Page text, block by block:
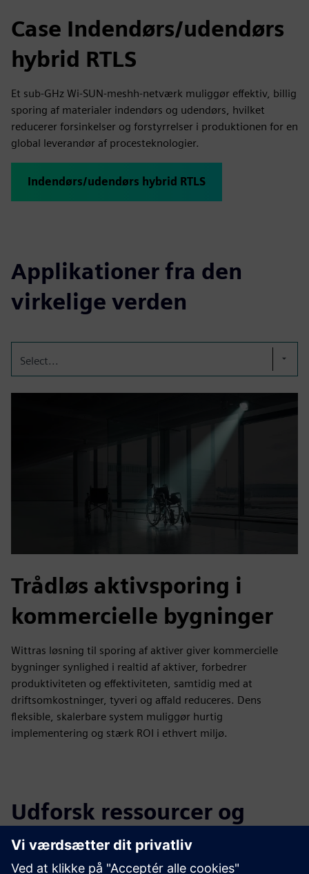
Case Indendørs/udendørs
hybrid RTLS
Et sub-GHz Wi-SUN-meshh-netværk muliggør effektiv, billig
sporing af materialer indendørs og udendørs, hvilket
reducerer forsinkelser og forstyrrelser i produktionen for en
global leverandør af procesteknologier.
Indendørs/udendørs hybrid RTLS
Applikationer fra den
virkelige verden
Select...
Trådløs aktivsporing i
kommercielle bygninger
Wittras løsning til sporing af aktiver giver kommercielle
bygninger synlighed i realtid af aktiver, forbedrer
produktiviteten og effektiviteten, samtidig med at
driftsomkostninger, tyveri og affald reduceres. Dens
fleksible, skalerbare system muliggør hurtig
implementering og stærk ROI i ethvert miljø.
Udforsk ressourcer og
relaterede produkter